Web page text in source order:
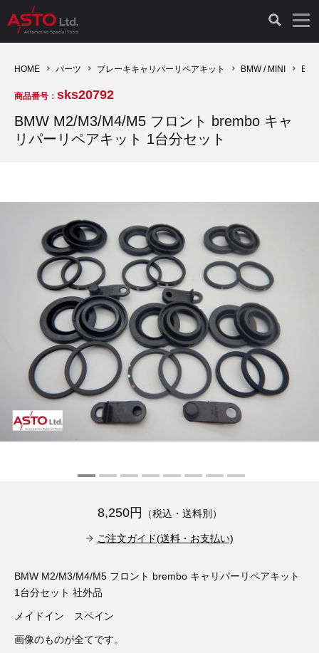
診断機（16）
キープログラマー（4）
オプション品（17）
TPMS（4）
その他（9）
診断テスター（10）
キープログラマー（20）
安定化電源ユニット（8）
バッテリーテスター（4）
古い車両用診断テスター（10）
バイク用診断テスター（7）
その他（20）
HCB TOOLS（45）
AST TOOLS（51）
ドイツ車（211）
イタリア/フランス車（27）
イギリス車（23）
アメリカ車（15）
スウェーデン車（20）
ホイールロック取り外しツール（6）
3D プリンターペン（8）
オシロスコープ（2）
オシロ関連商品（9）
その他（8）
ドイツ車（427）
イタリア/フランス車（145）
スウェーデン車（45）
日本車（40）
ロシア（8）
ブレーキキャリパーリペアキット（368）
ライト関連（6）
現品修理（77）
リビルト品（58）
イモビライザーOFF（1）
その他（6）
オシロスコープ（10）
アクセサリー（13）
HOME パーツ ブレーキキャリパーリペアキット BMW / MINI
商品番号： sks20792
BMW M2/M3/M4/M5 フロント brembo キャ
リパーリペアキット 1台分セット
8,250円 （税込・送料別）
ご注文ガイド(送料・お支払い)
BMW M2/M3/M4/M5 フロント brembo キャリパーリペアキット
1台分セット 社外品
メイドイン スペイン
画像のものが全てです。